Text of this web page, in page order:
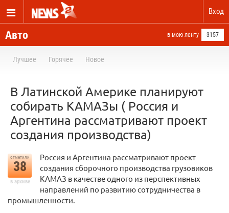
Вход
Авто в мою ленту 3157
Лучшее Горячее Новое
В Латинской Америке планируют
собирать КАМАЗы ( Россия и
Аргентина рассматривают проект
создания производства)
отметили
38
в архиве
Россия и Аргентина рассматривают проект
создания сборочного производства грузовиков
КАМАЗ в качестве одного из перспективных
направлений по развитию сотрудничества в
промышленности.